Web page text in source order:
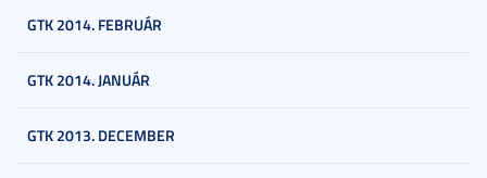
GTK 2014. FEBRUÁR
GTK 2014. JANUÁR
GTK 2013. DECEMBER